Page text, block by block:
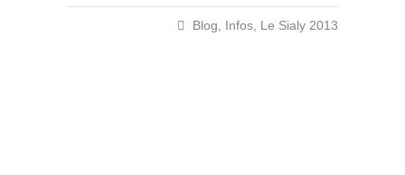
Blog Infos Le Sialy 2013